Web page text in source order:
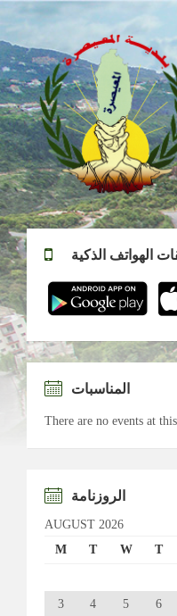
الهواتف الذكية
المناسبات
There are no events at
الروزنامة
AUGUST 2026
M
T W T
3
4 5 6